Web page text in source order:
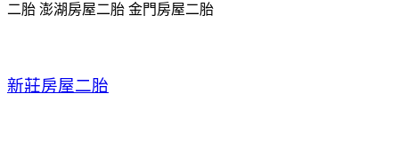
二胎 澎湖房屋二胎 金門房屋二胎
新莊房屋二胎